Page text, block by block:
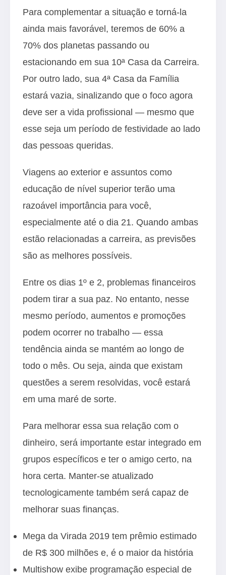
Para complementar a situação e torná-la
ainda mais favorável, teremos de 60% a
70% dos planetas passando ou
estacionando em sua 10ª Casa da Carreira.
Por outro lado, sua 4ª Casa da Família
estará vazia, sinalizando que o foco agora
deve ser a vida profissional — mesmo que
esse seja um período de festividade ao lado
das pessoas queridas.
Viagens ao exterior e assuntos como
educação de nível superior terão uma
razoável importância para você,
especialmente até o dia 21. Quando ambas
estão relacionadas a carreira, as previsões
são as melhores possíveis.
Entre os dias 1º e 2, problemas financeiros
podem tirar a sua paz. No entanto, nesse
mesmo período, aumentos e promoções
podem ocorrer no trabalho — essa
tendência ainda se mantém ao longo de
todo o mês. Ou seja, ainda que existam
questões a serem resolvidas, você estará
em uma maré de sorte.
Para melhorar essa sua relação com o
dinheiro, será importante estar integrado em
grupos específicos e ter o amigo certo, na
hora certa. Manter-se atualizado
tecnologicamente também será capaz de
melhorar suas finanças.
Mega da Virada 2019 tem prêmio estimado
de R$ 300 milhões e, é o maior da história
Multishow exibe programação especial de